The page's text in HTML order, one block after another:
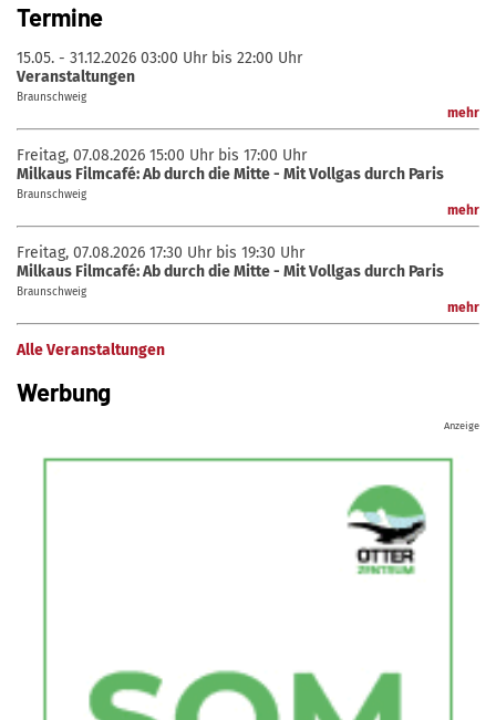
Termine
15.05. - 31.12.2026 03:00 Uhr bis 22:00 Uhr
Veranstaltungen
Braunschweig
mehr
Freitag, 07.08.2026 15:00 Uhr bis 17:00 Uhr
Milkaus Filmcafé: Ab durch die Mitte - Mit Vollgas durch Paris
Braunschweig
mehr
Freitag, 07.08.2026 17:30 Uhr bis 19:30 Uhr
Milkaus Filmcafé: Ab durch die Mitte - Mit Vollgas durch Paris
Braunschweig
mehr
Alle Veranstaltungen
Werbung
Anzeige